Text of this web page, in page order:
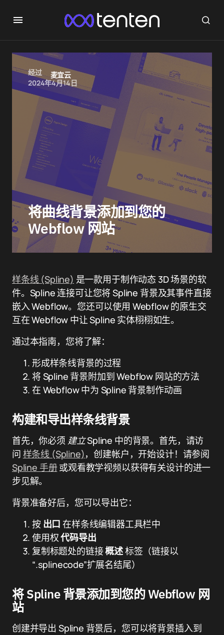
经过
麦宜云
2024年4月14日
将曲线背景添加到您的
Webflow 网站
样条线 (Spline) 是一款用于制作动态 3D 场景的软
件。Spline 连接可让您将 Spline 背景及其事件直接
嵌入 Webflow。您还可以使用 Webflow 的原生交
互在 Webflow 中让 Spline 实体栩栩如生。
通过本指南，您将了解：
形成样条线背景的过程
将 Spline 背景附加到 Webflow 网站的方法
在 Webflow 中为 Spline 背景制作动画
构建和导出样条线背景
首先，你必须 建立Spline 中的背景。首先，请访
问 样条线 (Spline)，创建帐户，开始设计！请参阅
Spline 手册或观看教学视频以获得有关设计的进一
步见解。
背景准备好后，您可以导出它：
按 出口 在样条线编辑器工具栏中
使用权代码导出
复制标题处的链接概述标签（链接以
“.splinecode”扩展名结尾）
将 Spline 背景添加到您的 Webflow 网
站
创建并导出 Spline 背景后，您可以将背景插入到